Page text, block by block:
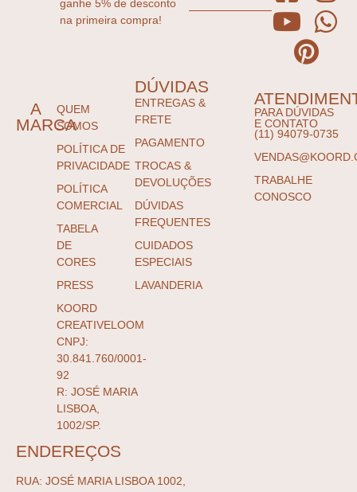
ganhe 5% de desconto
na primeira compra!
A
MARCA
QUEM
SOMOS
POLÍTICA DE
PRIVACIDADE
POLÍTICA
COMERCIAL
TABELA
DE
CORES
PRESS
KOORD
CREATIVELOOM
CNPJ:
30.841.760/0001-
92
R: JOSÉ MARIA
LISBOA,
1002/SP.
DÚVIDAS
ENTREGAS &
FRETE
PAGAMENTO
TROCAS &
DEVOLUÇÕES
DÚVIDAS
FREQUENTES
CUIDADOS
ESPECIAIS
LAVANDERIA
PARA DÚVIDAS
E CONTATO
(11) 94079-0735
TRABALHE
CONOSCO
ENDEREÇOS
RUA: JOSÉ MARIA LISBOA 1002,